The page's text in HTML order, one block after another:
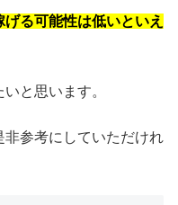
る可能性は低いといえ
と思います。
参考にしていただけれ